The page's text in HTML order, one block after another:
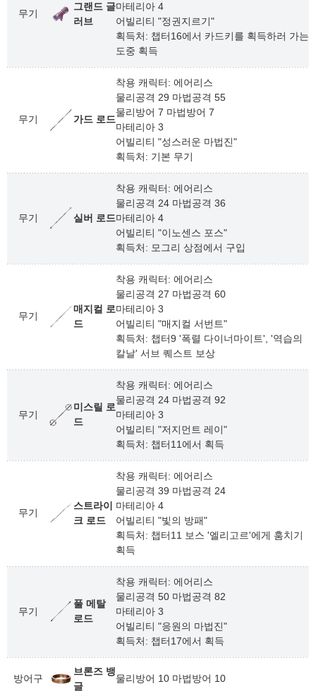
무기
그랜드 글
러브
마테리아 4
어빌리티 "정권지르기"
획득처: 챕터16에서 카드키를 획득하러 가는
도중 획득
무기 가드 로드
착용 캐릭터: 에어리스
물리공격 29 마법공격 55
물리방어 7 마법방어 7
마테리아 3
어빌리티 "성스러운 마법진"
획득처: 기본 무기
무기 실버 로드
착용 캐릭터: 에어리스
물리공격 24 마법공격 36
마테리아 4
어빌리티 "이노센스 포스"
획득처: 모그리 상점에서 구입
무기
매지컬 로
드
착용 캐릭터: 에어리스
물리공격 27 마법공격 60
마테리아 3
어빌리티 "매지컬 서번트"
획득처: 챕터9 '폭렬 다이너마이트', '역습의
칼날' 서브 퀘스트 보상
무기
미스릴 로
드
착용 캐릭터: 에어리스
물리공격 24 마법공격 92
마테리아 3
어빌리티 "저지먼트 레이"
획득처: 챕터11에서 획득
무기
스트라이
크 로드
착용 캐릭터: 에어리스
물리공격 39 마법공격 24
마테리아 4
어빌리티 "빛의 방패"
획득처: 챕터11 보스 '엘리고르'에게 훔치기
획득
무기
풀 메탈
로드
착용 캐릭터: 에어리스
물리공격 50 마법공격 82
마테리아 3
어빌리티 "응원의 마법진"
획득처: 챕터17에서 획득
방어구
브론즈 뱅
글
물리방어 10 마법방어 10